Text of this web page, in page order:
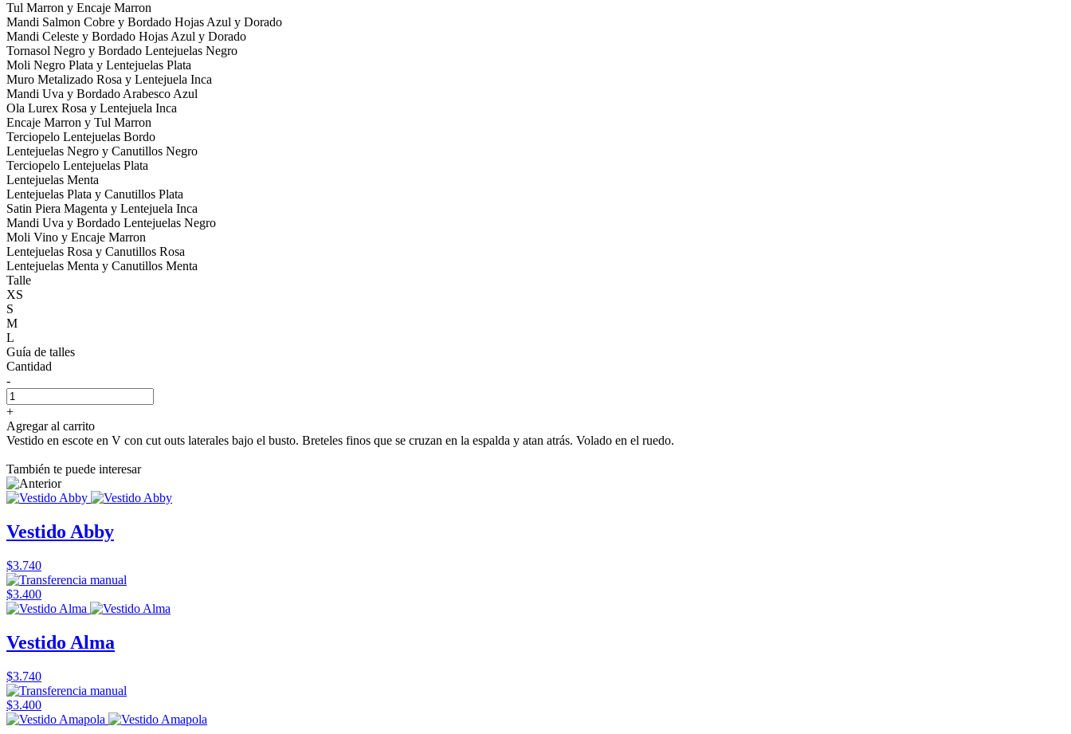
Tul Marron y Encaje Marron
Mandi Salmon Cobre y Bordado Hojas Azul y Dorado
Mandi Celeste y Bordado Hojas Azul y Dorado
Tornasol Negro y Bordado Lentejuelas Negro
Moli Negro Plata y Lentejuelas Plata
Muro Metalizado Rosa y Lentejuela Inca
Mandi Uva y Bordado Arabesco Azul
Ola Lurex Rosa y Lentejuela Inca
Encaje Marron y Tul Marron
Terciopelo Lentejuelas Bordo
Lentejuelas Negro y Canutillos Negro
Terciopelo Lentejuelas Plata
Lentejuelas Menta
Lentejuelas Plata y Canutillos Plata
Satin Piera Magenta y Lentejuela Inca
Mandi Uva y Bordado Lentejuelas Negro
Moli Vino y Encaje Marron
Lentejuelas Rosa y Canutillos Rosa
Lentejuelas Menta y Canutillos Menta
Talle
XS
S
M
L
Guía de talles
Cantidad
-
+
Agregar al carrito
Vestido en escote en V con cut outs laterales bajo el busto. Breteles finos que se cruzan en la espalda y atan atrás. Volado en el ruedo.
También te puede interesar
Vestido Abby
$3.740
$3.400
Vestido Alma
$3.740
$3.400